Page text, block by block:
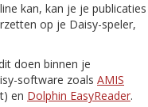
kan, kan je je publicaties
op je Daisy-speler,
doen binnen je
software zoals AMIS
en Dolphin EasyReader.